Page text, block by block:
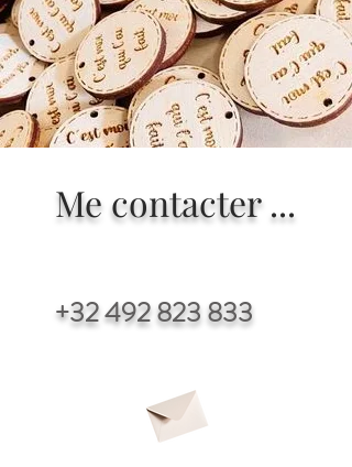
Me contacter ...
+32 492 823 833